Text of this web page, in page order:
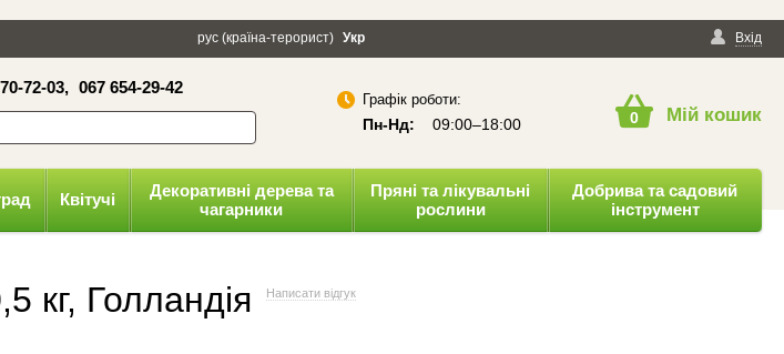
Політика конфіденційності Вхід
рус (країна-терорист) Укр
72-03, 067 654-29-42
Графік роботи:
Пн-Нд: 09:00–18:00 0 Мій кошик
Квітучі
Декоративні дерева та
чагарники
Пряні та лікувальні
рослини
Добрива та садовий
інструмент
кг, Голландія Написати відгук